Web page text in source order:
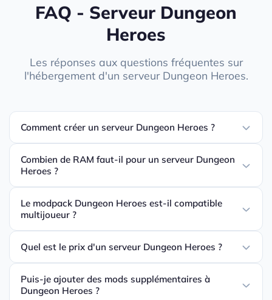
FAQ - Serveur Dungeon
Heroes
Les réponses aux questions fréquentes sur
l'hébergement d'un serveur Dungeon Heroes.
Comment créer un serveur Dungeon Heroes ?
Combien de RAM faut-il pour un serveur Dungeon
Heroes ?
Le modpack Dungeon Heroes est-il compatible
multijoueur ?
Quel est le prix d'un serveur Dungeon Heroes ?
Puis-je ajouter des mods supplémentaires à
Dungeon Heroes ?